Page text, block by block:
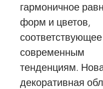
гармоничное
форм и цветов,
соответствующее
современным
тенденциям.
декоративная